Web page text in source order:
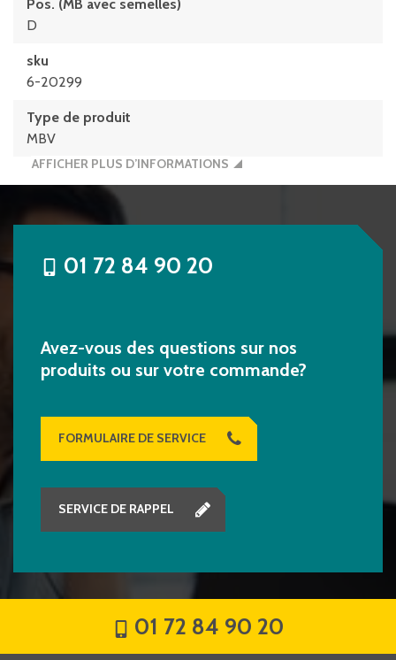
Pos. (MB avec semelles)
D
sku
6-20299
Type de produit
MBV
AFFICHER PLUS D’INFORMATIONS
01 72 84 90 20
Avez-vous des questions sur nos
produits ou sur votre commande?
FORMULAIRE DE SERVICE
SERVICE DE RAPPEL
01 72 84 90 20